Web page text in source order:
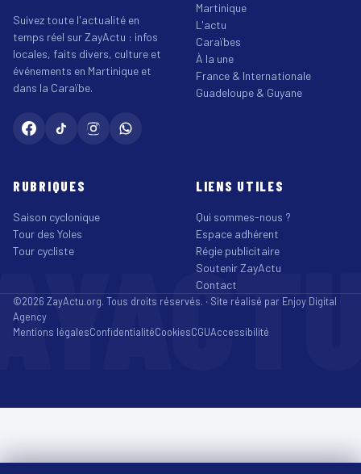
Suivez toute l'actualité en
temps réel sur ZayActu : infos
locales, faits divers, culture et
événements en Martinique et
dans la Caraïbe.
Martinique
L'actu
Caraïbes
À la une
France & Internationale
Guadeloupe & Guyane
RUBRIQUES
Saison cyclonique
Tour des Yoles
Tour cycliste
LIENS UTILES
Qui sommes-nous ?
Espace adhérent
Régie publicitaire
Soutenir ZayActu
Contact
©2026 ZayActu.org. Tous droits réservés. · Site réalisé par Enjoy Digital
Agency
Mentions légalesConfidentialitéCookiesCGUAccessibilité